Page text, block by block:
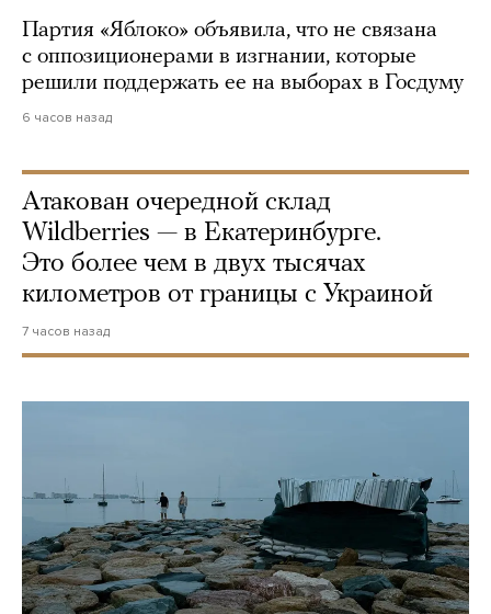
Партия «Яблоко» объявила, что не связана
с оппозиционерами в изгнании, которые
решили поддержать ее на выборах в Госдуму
6 часов назад
Атакован очередной склад
Wildberries — в Екатеринбурге.
Это более чем в двух тысячах
километров от границы с Украиной
7 часов назад